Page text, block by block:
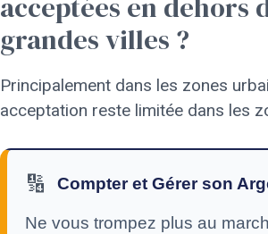
grandes villes ?
Principalement dans les zones
acceptation reste limitée dans les
🔢 Compter et Gérer son
Ne vous trompez plus au